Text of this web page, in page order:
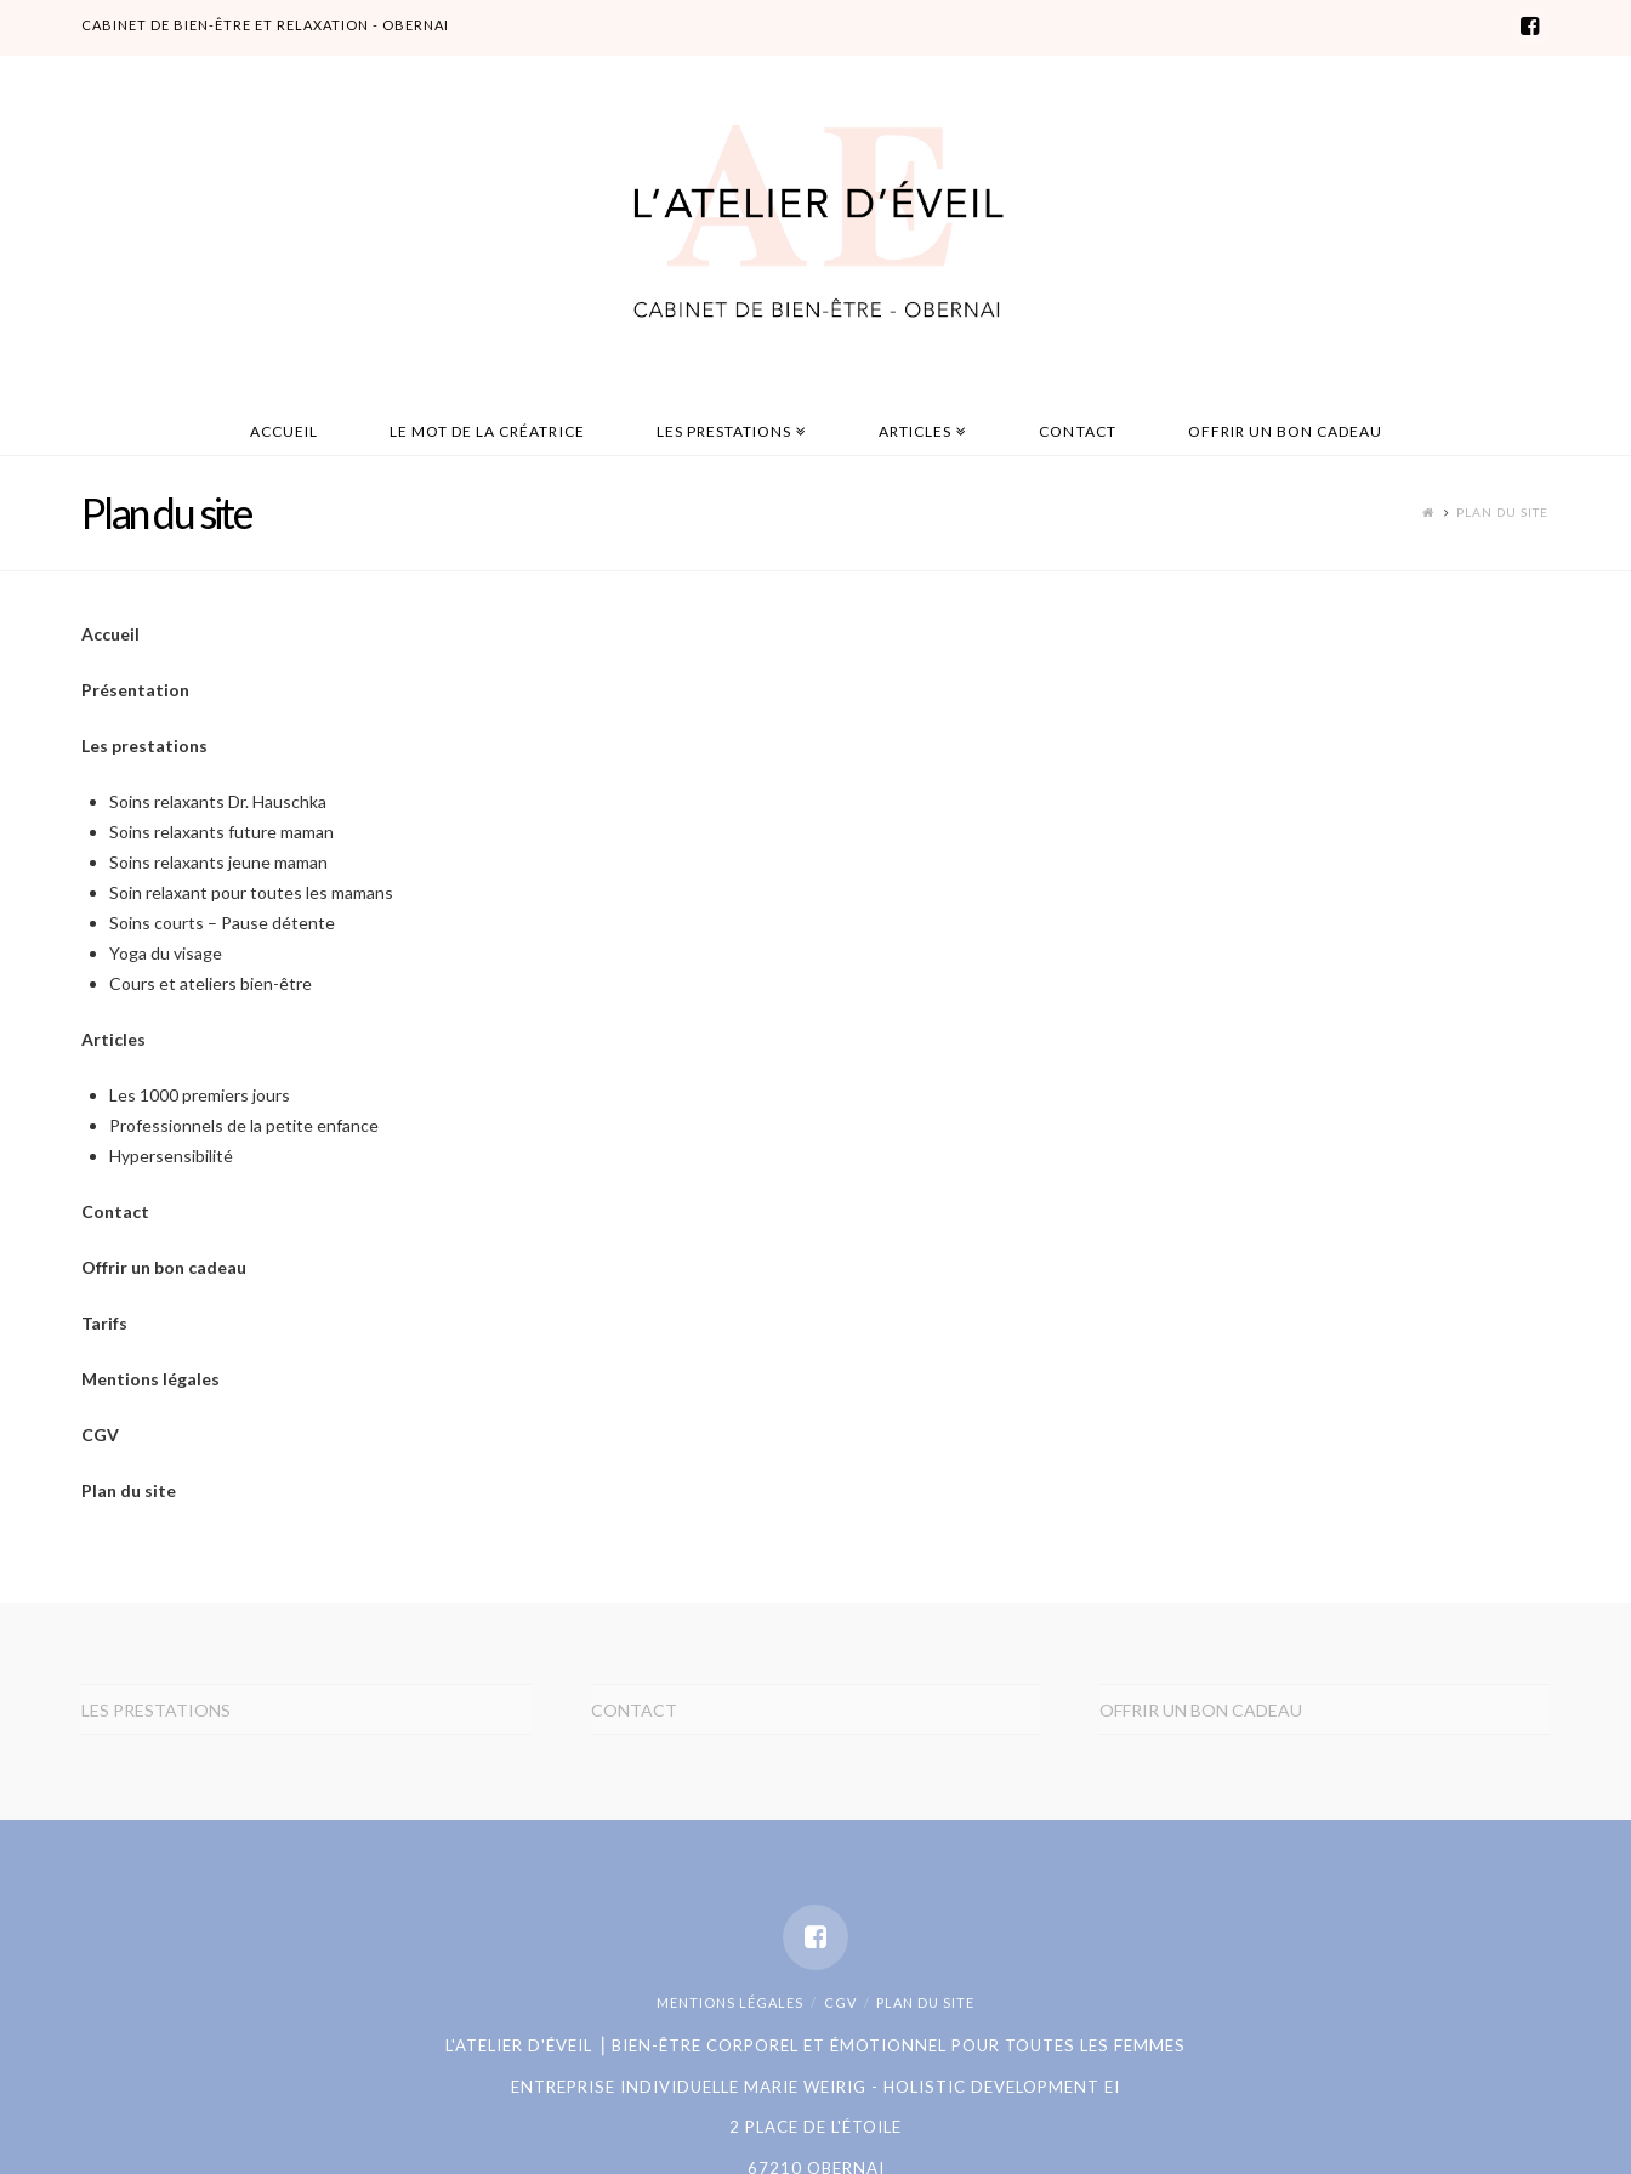
CABINET DE BIEN-ÊTRE ET RELAXATION - OBERNAI
ACCUEIL LE MOT DE LA CRÉATRICE LES PRESTATIONS ARTICLES CONTACT OFFRIR UN BON CADEAU
Plan du site PLAN DU SITE
Accueil
Présentation
Les prestations
Soins relaxants Dr. Hauschka
Soins relaxants future maman
Soins relaxants jeune maman
Soin relaxant pour toutes les mamans
Soins courts – Pause détente
Yoga du visage
Cours et ateliers bien-être
Articles
Les 1000 premiers jours
Professionnels de la petite enfance
Hypersensibilité
Contact
Offrir un bon cadeau
Tarifs
Mentions légales
CGV
Plan du site
LES PRESTATIONS CONTACT OFFRIR UN BON CADEAU
MENTIONS LÉGALES CGV PLAN DU SITE
L'ATELIER D'ÉVEIL ⎟ BIEN-ÊTRE CORPOREL ET ÉMOTIONNEL POUR TOUTES LES FEMMES
ENTREPRISE INDIVIDUELLE MARIE WEIRIG - HOLISTIC DEVELOPMENT EI
2 PLACE DE L'ÉTOILE
67210 OBERNAI